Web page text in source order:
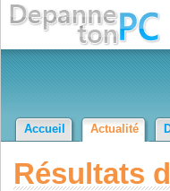
Accueil Actualité
Résultats